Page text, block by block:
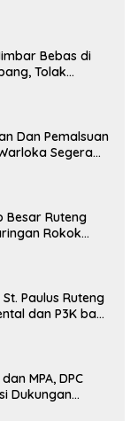
Bebas di
Tolak
Dan Pemalsuan
Segera
Besar Ruteng
Rokok
Paulus Ruteng
dan P3K bagi
MPA, DPC
Dukungan